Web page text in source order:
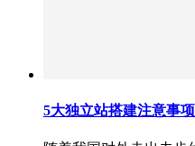
5大独立站搭建注意事项